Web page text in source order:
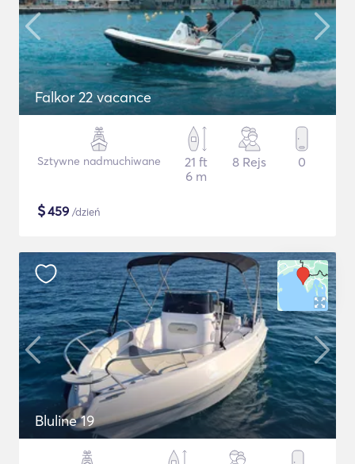
Falkor 22 vacance
Sztywne nadmuchiwane
21 ft
6 m
8 Rejs 0
$459 /dzień
Bluline 19